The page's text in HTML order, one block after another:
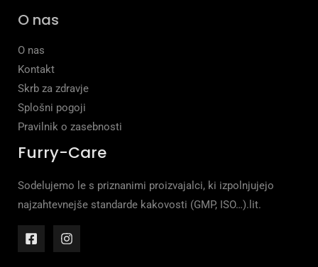
O nas
O nas
Kontakt
Skrb za zdravje
Splošni pogoji
Pravilnik o zasebnosti
Furry-Care
Sodelujemo le s priznanimi proizvajalci, ki izpolnjujejo
najzahtevnejše standarde kakovosti (GMP, ISO…).lit.